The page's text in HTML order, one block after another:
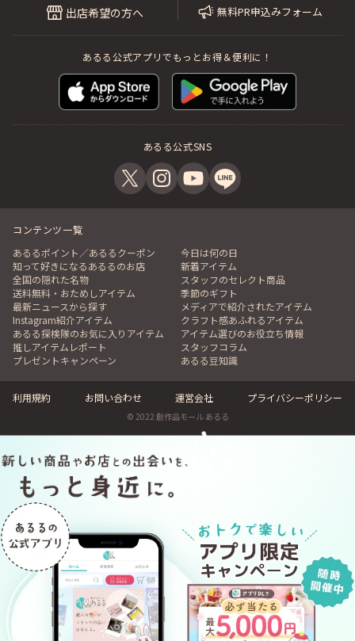
出店希望の方へ 無料PR申込みフォーム
あるる公式アプリでもっとお得＆便利に！
あるる公式SNS
コンテンツ一覧
あるるポイント／あるるクーポン
今日は何の日
知って好きになるあるるのお店
新着アイテム
全国の隠れた名物
スタッフのセレクト商品
送料無料・おためしアイテム
季節のギフト
最新ニュースから探す
メディアで紹介されたアイテム
Instagram紹介アイテム
クラフト感あふれるアイテム
あるる探検隊のお気に入りアイテム
アイテム選びのお役立ち情報
推しアイテムレポート
スタッフコラム
プレゼントキャンペーン
あるる豆知識
利用規約 お問い合わせ 運営会社 プライバシーポリシー
© 2022 創作品モール あるる